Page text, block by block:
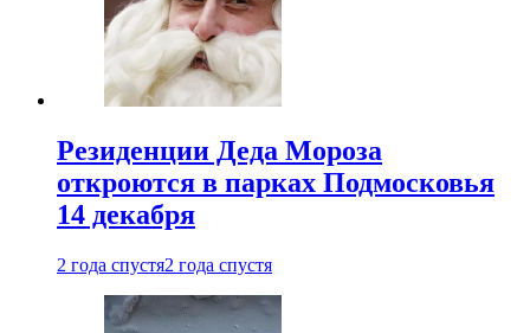
Резиденции Деда Мороза
откроются в парках Подмосковья
14 декабря
2 года спустя2 года спустя